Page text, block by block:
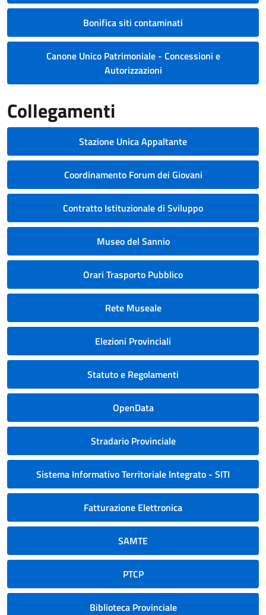
Bonifica siti contaminati
Canone Unico Patrimoniale - Concessioni e
Autorizzazioni
Collegamenti
Stazione Unica Appaltante
Coordinamento Forum dei Giovani
Contratto Istituzionale di Sviluppo
Museo del Sannio
Orari Trasporto Pubblico
Rete Museale
Elezioni Provinciali
Statuto e Regolamenti
OpenData
Stradario Provinciale
Sistema Informativo Territoriale Integrato - SITI
Fatturazione Elettronica
SAMTE
PTCP
Biblioteca Provinciale